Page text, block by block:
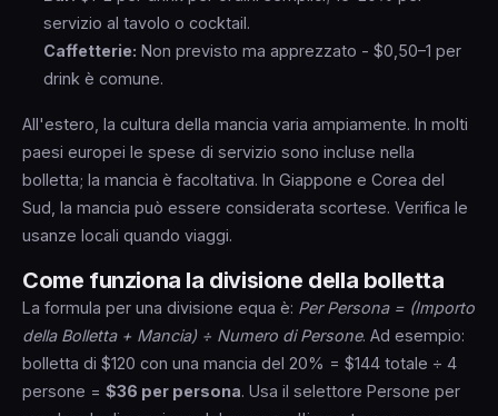
servizio al tavolo o cocktail.
Caffetterie: Non previsto ma apprezzato - $0,50–1 per
drink è comune.
All'estero, la cultura della mancia varia ampiamente. In molti
paesi europei le spese di servizio sono incluse nella
bolletta; la mancia è facoltativa. In Giappone e Corea del
Sud, la mancia può essere considerata scortese. Verifica le
usanze locali quando viaggi.
Come funziona la divisione della bolletta
La formula per una divisione equa è: Per Persona = (Importo
della Bolletta + Mancia) ÷ Numero di Persone. Ad esempio:
bolletta di $120 con una mancia del 20% = $144 totale ÷ 4
persone = $36 per persona. Usa il selettore Persone per